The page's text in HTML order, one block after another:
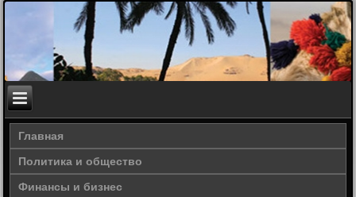
Главная
Политика и общество
Финансы и бизнес